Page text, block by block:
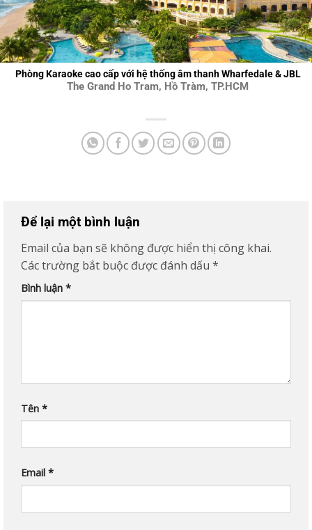
Phòng Karaoke cao cấp với hệ thống âm thanh Wharfedale & JBL
The Grand Ho Tram, Hồ Tràm, TP.HCM
Để lại một bình luận
Email của bạn sẽ không được hiển thị công khai.
Các trường bắt buộc được đánh dấu *
Bình luận *
Tên *
Email *